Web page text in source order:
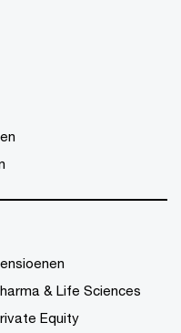
& Life Sciences
Equity